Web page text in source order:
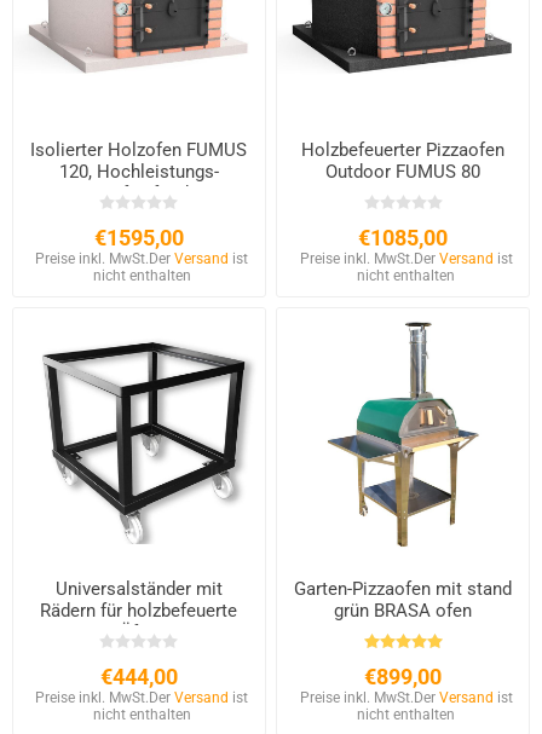
Isolierter Holzofen FUMUS
120, Hochleistungs-
Pizzaofen für den
Außenbereich
€1595,00
Preise inkl. MwSt.DerVersand ist
nicht enthalten
Holzbefeuerter Pizzaofen
Outdoor FUMUS 80
€1085,00
Preise inkl. MwSt.Der Versand ist
nicht enthalten
Universalständer mit
Rädern für holzbefeuerte
Öfen
€444,00
Preise inkl. MwSt. DerVersand ist
nicht enthalten
Garten-Pizzaofen mit stand
grün BRASA ofen
€899,00
Preise inkl. MwSt. Der Versand ist
nicht enthalten